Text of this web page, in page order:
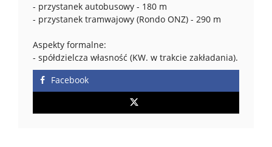
- przystanek autobusowy - 180 m
- przystanek tramwajowy (Rondo ONZ) - 290 m
Aspekty formalne:
- spółdzielcza własność (KW. w trakcie zakładania).
Facebook